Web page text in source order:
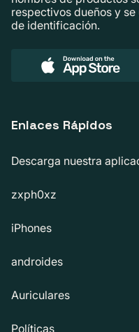
respectivos dueños y
de identificación.
Enlaces Rápidos
Descarga nuestra
zxph0xz
iPhones
androides
Auriculares
Políticas